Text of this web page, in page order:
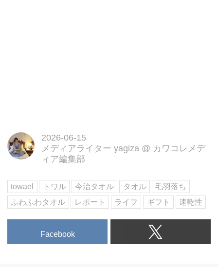
2026-06-15
メディアライター yagiza @ カワコレメデ
ィア編集部
towael トワル 今治タオル タオル
毛羽落ち
ふわふわタオル
レポート ライフ ギフト 速乾性
Facebook